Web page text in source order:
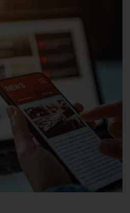
Erkenntnisse für sich …